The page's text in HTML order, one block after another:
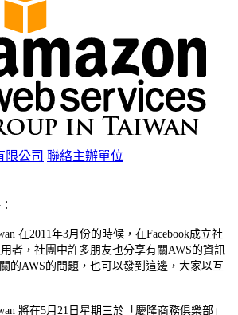
限公司 聯絡主辦單位
在2011年3月份的時候，在Facebook成立社
者，社團中許多朋友也分享有關AWS的資訊
的AWS的問題，也可以發到這邊，大家以互
將在5月21日星期三於「慶隆商務俱樂部」